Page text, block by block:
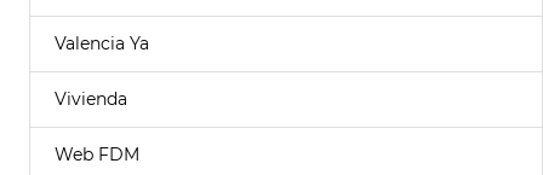
Valencia Ya
Vivienda
Web FDM